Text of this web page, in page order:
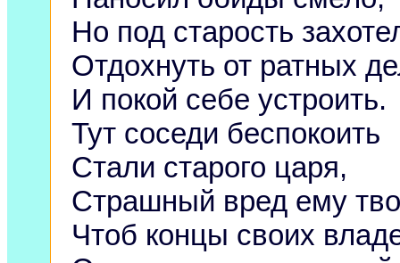
Но под старость
Отдохнуть от ратных
И покой себе устроить.
Тут соседи беспокоить
Стали старого царя,
Страшный вред ему
Чтоб концы своих